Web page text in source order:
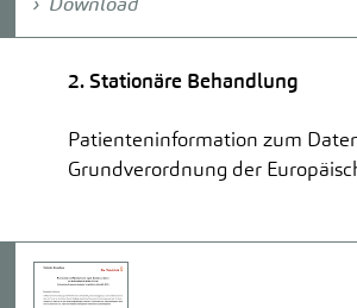
2. Stationäre Behandlung
Patienteninformation zum
Grundverordnung der